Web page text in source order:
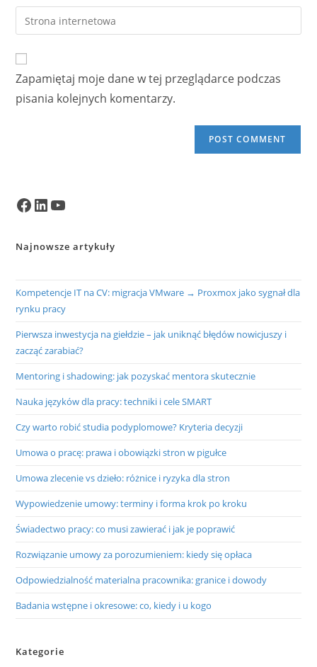
comment
email
address
comment
Enter
your
website
URL
(optional)
Zapamiętaj moje dane w tej przeglądarce podczas
pisania kolejnych komentarzy.
Facebook
LinkedInYouTube
Najnowsze artykuły
Kompetencje IT na CV: migracja VMware → Proxmox jako sygnał dla
rynku pracy
Pierwsza inwestycja na giełdzie – jak uniknąć błędów nowicjuszy i
zacząć zarabiać?
Mentoring i shadowing: jak pozyskać mentora skutecznie
Nauka języków dla pracy: techniki i cele SMART
Czy warto robić studia podyplomowe? Kryteria decyzji
Umowa o pracę: prawa i obowiązki stron w pigułce
Umowa zlecenie vs dzieło: różnice i ryzyka dla stron
Wypowiedzenie umowy: terminy i forma krok po kroku
Świadectwo pracy: co musi zawierać i jak je poprawić
Rozwiązanie umowy za porozumieniem: kiedy się opłaca
Odpowiedzialność materialna pracownika: granice i dowody
Badania wstępne i okresowe: co, kiedy i u kogo
Kategorie